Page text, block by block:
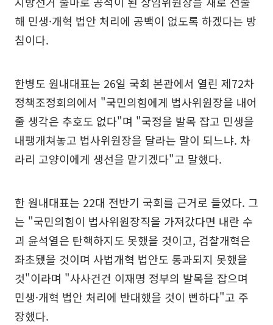
해 민생·개혁 법안 처리에 공백이 없도록 하겠다는 방
침이다.
한병도 원내대표는 26일 국회 본관에서 열린 제72차
정책조정회의에서 "국민의힘에게 법사위원장을 내어
줄 생각은 추호도 없다"며 "국정을 발목 잡고 민생을
내팽개쳐놓고 법사위원장을 달라는 말이 되느냐. 차
라리 고양이에게 생선을 맡기겠다"고 말했다.
한 원내대표는 22대 전반기 국회를 근거로 들었다. 그
는 "국민의힘이 법사위원장직을 가져갔다면 내란 수
괴 윤석열은 탄핵하지도 못했을 것이고, 검찰개혁은
좌초됐을 것이며 사법개혁 법안도 통과되지 못했을
것"이라며 "사사건건 이재명 정부의 발목을 잡으며
민생·개혁 법안 처리에 반대했을 것이 뻔하다"고 주
장했다.